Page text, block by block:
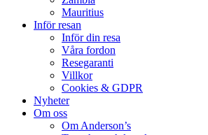
Mauritius
Inför resan
Inför din resa
Våra fordon
Resegaranti
Villkor
Cookies & GDPR
Nyheter
Om oss
Om Anderson’s